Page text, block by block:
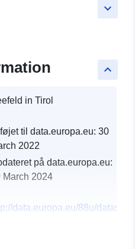
keyboard_arrow_down
keyboard_arrow_up
in Tirol
til data.europa.eu: 30
2022
på data.europa.eu:
March 2024
data.europa.eu/88u/